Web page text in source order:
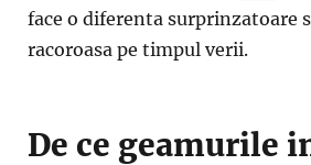
face o diferenta surprinzatoare
racoroasa pe timpul verii.
De ce geamurile